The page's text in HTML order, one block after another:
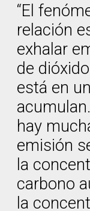
“El
relación
exhalar
de
está en
hay
emisión
la
carbono
la